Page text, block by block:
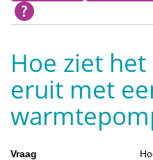
Hoe ziet
eruit met
Vraag